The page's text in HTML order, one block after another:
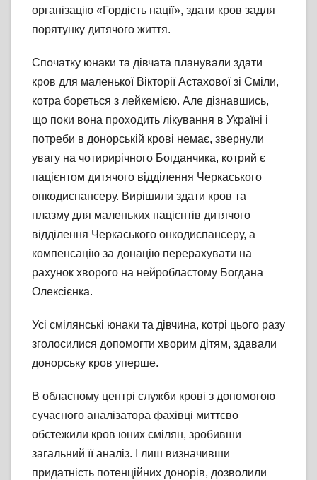
організацію «Гордість нації», здати кров задля
порятунку дитячого життя.
Спочатку юнаки та дівчата планували здати
кров для маленької Вікторії Астахової зі Сміли,
котра бореться з лейкемією. Але дізнавшись,
що поки вона проходить лікування в Україні і
потреби в донорській крові немає, звернули
увагу на чотирирічного Богданчика, котрий є
пацієнтом дитячого відділення Черкаського
онкодиспансеру. Вирішили здати кров та
плазму для маленьких пацієнтів дитячого
відділення Черкаського онкодиспансеру, а
компенсацію за донацію перерахувати на
рахунок хворого на нейробластому Богдана
Олексієнка.
Усі смілянські юнаки та дівчина, котрі цього разу
зголосилися допомогти хворим дітям, здавали
донорську кров уперше.
В обласному центрі служби крові з допомогою
сучасного аналізатора фахівці миттєво
обстежили кров юних смілян, зробивши
загальний її аналіз. І лиш визначивши
придатність потенційних донорів, дозволили